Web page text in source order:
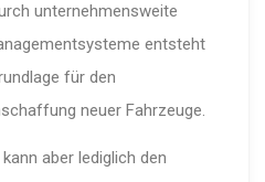
unternehmensweite
entsteht
für den
neuer Fahrzeuge.
aber lediglich den